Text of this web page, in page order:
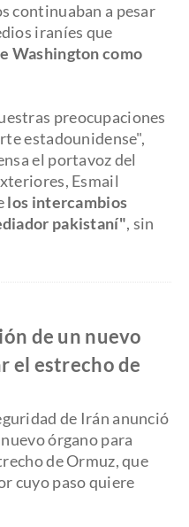
continuaban a pesar
iraníes que
Washington como
preocupaciones
estadounidense",
el portavoz del
Esmail
los intercambios
pakistaní", sin
de un nuevo
el estrecho de
de Irán anunció
órgano para
de Ormuz, que
cuyo paso quiere